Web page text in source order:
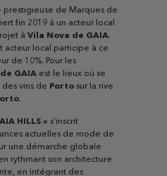
de Marques de
fin 2019 à un acteur local
à Vila Nova de GAIA.
acteur local participe à ce
de 10%. Pour les
GAIA est le lieux où se
vins de Porto sur la rive
.
HILLS » s’inscrit
actuelles de mode de
une démarche globale
rythmant son architecture
en intégrant des